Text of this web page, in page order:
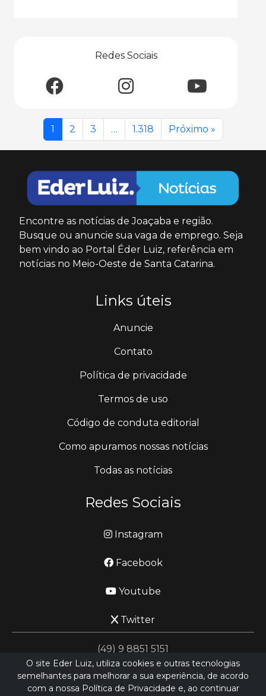
Redes Sociais
1 2 3 … 1.318 Próximo »
Encontre as notícias de Joaçaba e região.
Busque ou anuncie sua vaga de emprego. Seja
bem vindo ao Portal Éder Luiz, referência em
notícias no Meio-Oeste de Santa Catarina.
Links úteis
Anuncie
Contato
Política de privacidade
Termos de uso
Código de conduta editorial
Como apuramos nossas notícias
Todas as notícias
Redes Sociais
Instagram
Facebook
Youtube
Twitter
(49) 9 8851 5151
jornalismo@ederluiz.com.vc
O site Eder Luiz, utiliza cookies e outras tecnologias
semelhantes para melhorar a sua experiência, de acordo
com a nossa Política de Privacidade e, ao continuar